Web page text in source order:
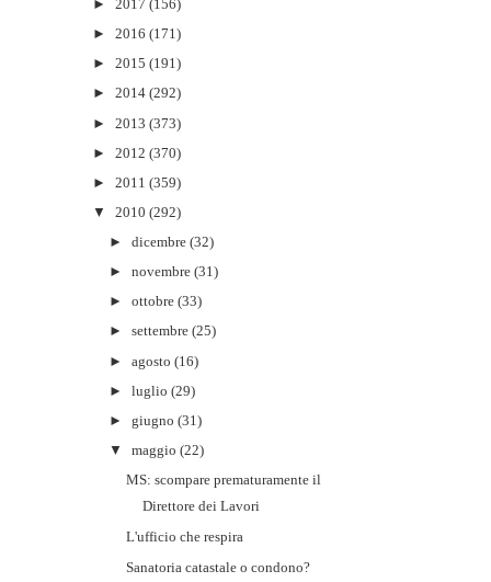
► 2017 (156)
► 2016 (171)
► 2015 (191)
► 2014 (292)
► 2013 (373)
► 2012 (370)
► 2011 (359)
▼
2010 (292)
►dicembre (32)
►novembre (31)
►ottobre (33)
►settembre (25)
►agosto (16)
►luglio (29)
►giugno (31)
▼
maggio (22)
MS: scompare prematuramente il
Direttore dei Lavori
L'ufficio che respira
Sanatoria catastale o condono?